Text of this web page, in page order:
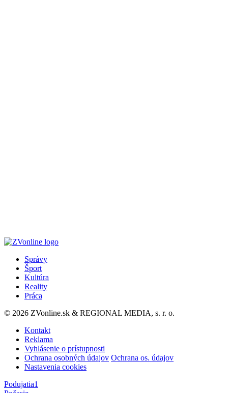
Správy
Šport
Kultúra
Reality
Práca
© 2026 ZVonline.sk & REGIONAL MEDIA, s. r. o.
Kontakt
Reklama
Vyhlásenie o prístupnosti
Ochrana osobných údajov Ochrana os. údajov
Nastavenia cookies
Podujatia1